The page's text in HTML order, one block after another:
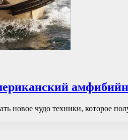
новое чудо техники, которое